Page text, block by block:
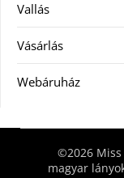
Vallás
Vásárlás
Webáruház
©2026 Miss
magyar